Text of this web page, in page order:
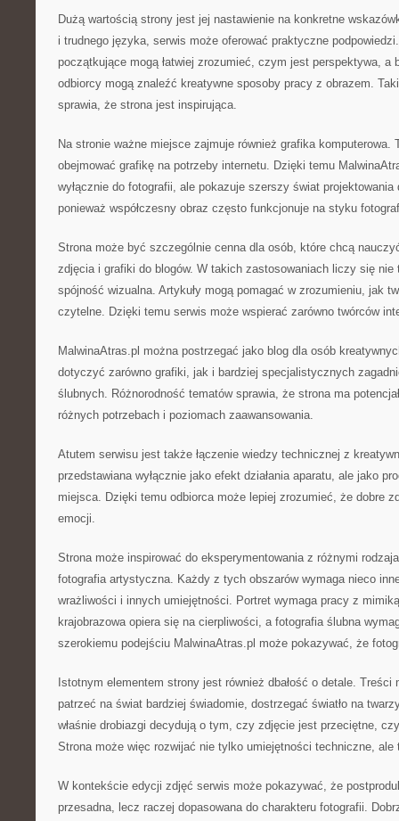
Dużą wartością strony jest jej nastawienie na konkretne
i trudnego języka, serwis może oferować praktyczne
początkujące mogą łatwiej zrozumieć, czym jest perspektywa, a
odbiorcy mogą znaleźć kreatywne sposoby pracy z obrazem.
sprawia, że strona jest inspirująca.
Na stronie ważne miejsce zajmuje również grafika komputerowa.
obejmować grafikę na potrzeby internetu. Dzięki temu
wyłącznie do fotografii, ale pokazuje szerszy świat projektowania
ponieważ współczesny obraz często funkcjonuje na styku
Strona może być szczególnie cenna dla osób, które chcą
zdjęcia i grafiki do blogów. W takich zastosowaniach liczy się
spójność wizualna. Artykuły mogą pomagać w zrozumieniu, jak
czytelne. Dzięki temu serwis może wspierać zarówno twórców
MalwinaAtras.pl można postrzegać jako blog dla osób
dotyczyć zarówno grafiki, jak i bardziej specjalistycznych
ślubnych. Różnorodność tematów sprawia, że strona ma
różnych potrzebach i poziomach zaawansowania.
Atutem serwisu jest także łączenie wiedzy technicznej z
przedstawiana wyłącznie jako efekt działania aparatu, ale jako
miejsca. Dzięki temu odbiorca może lepiej zrozumieć, że dobre
emocji.
Strona może inspirować do eksperymentowania z różnymi
fotografia artystyczna. Każdy z tych obszarów wymaga nieco
wrażliwości i innych umiejętności. Portret wymaga pracy z
krajobrazowa opiera się na cierpliwości, a fotografia ślubna
szerokiemu podejściu MalwinaAtras.pl może pokazywać, że
Istotnym elementem strony jest również dbałość o detale.
patrzeć na świat bardziej świadomie, dostrzegać światło na
właśnie drobiazgi decydują o tym, czy zdjęcie jest przeciętne,
Strona może więc rozwijać nie tylko umiejętności techniczne, ale
W kontekście edycji zdjęć serwis może pokazywać, że
przesadna, lecz raczej dopasowana do charakteru fotografii.